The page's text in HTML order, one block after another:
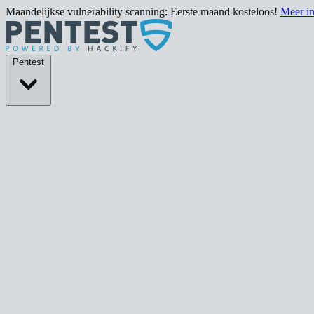
Maandelijkse vulnerability scanning: Eerste maand kosteloos! Meer
Pentests